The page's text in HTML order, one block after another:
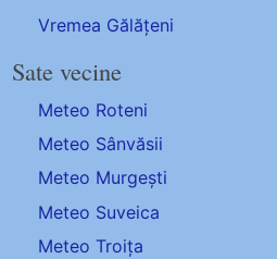
Vremea Gălățeni
Sate vecine
Meteo Roteni
Meteo Sânvăsii
Meteo Murgești
Meteo Suveica
Meteo Troița